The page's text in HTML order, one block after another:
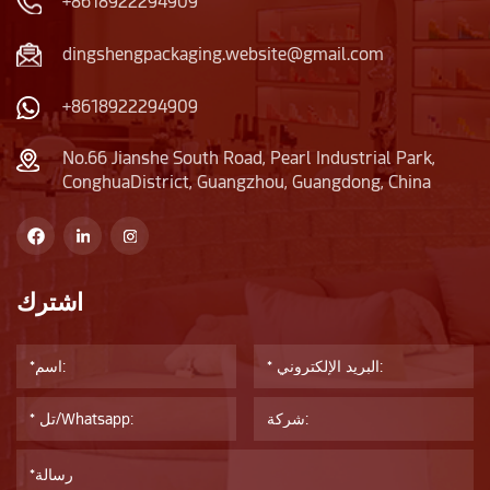
dingshengpackaging.website@gmail.com
+8618922294909
No.66 Jianshe South Road, Pearl Industrial Park,
ConghuaDistrict, Guangzhou, Guangdong, China
اشترك